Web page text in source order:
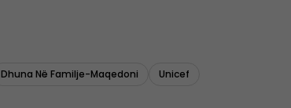
Dhuna Në Familje-Maqedoni Unicef